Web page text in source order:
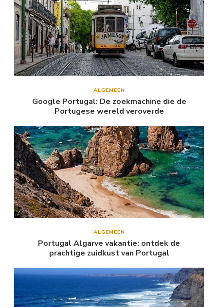
ALGEMEEN
Google Portugal: De zoekmachine die de
Portugese wereld veroverde
ALGEMEEN
Portugal Algarve vakantie: ontdek de
prachtige zuidkust van Portugal